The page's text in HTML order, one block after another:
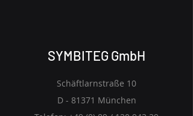
SYMBITEG GmbH
Schäftlarnstraße 10
D - 81371 München